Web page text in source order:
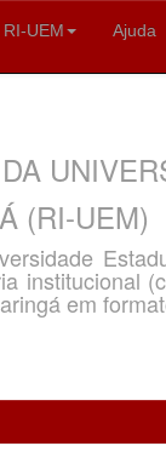
UEM Ajuda
(RI-UEM)
institucional
em